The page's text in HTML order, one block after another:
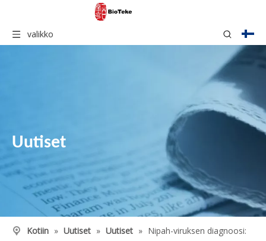
valikko
Uutiset
Kotiin » Uutiset » Uutiset » Nipah-viruksen diagnoosi: